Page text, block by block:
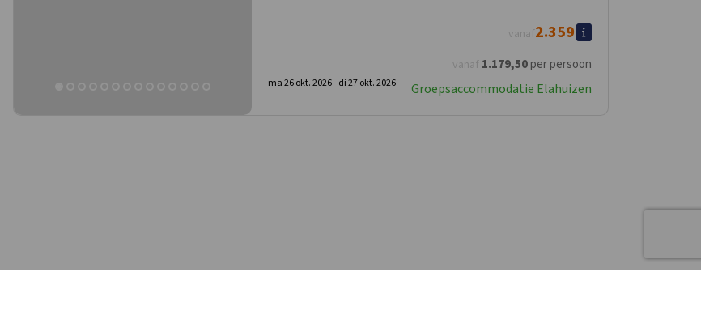
vanaf 1.179,50per persoon
vanaf2.359
ma 26 okt. 2026 -di 27 okt. 2026 Groepsaccommodatie Elahuizen